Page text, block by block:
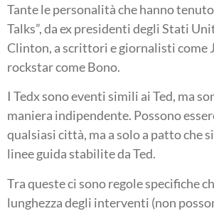
Tante le personalità che hanno
Talks”, da ex presidenti degli Stati
Clinton, a scrittori e giornalisti come
rockstar come Bono.
I Tedx sono eventi simili ai Ted, ma
maniera indipendente. Possono
qualsiasi città, ma a solo a patto che
linee guida stabilite da Ted.
Tra queste ci sono regole specifiche
lunghezza degli interventi (non